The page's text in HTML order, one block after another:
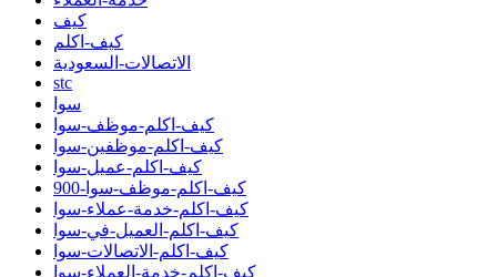
كيف
كيف-اكلم
الاتصالات-السعودية
stc
سوا
كيف-اكلم-موظف-سوا
كيف-اكلم-موظفين-سوا
كيف-اكلم-عميل-سوا
كيف-اكلم-موظف-سوا-900
كيف-اكلم-خدمة-عملاء-سوا
كيف-اكلم-العميل-في-سوا
كيف-اكلم-الاتصالات-سوا
كيف-اكلم-خدمة-العملاء-سوا